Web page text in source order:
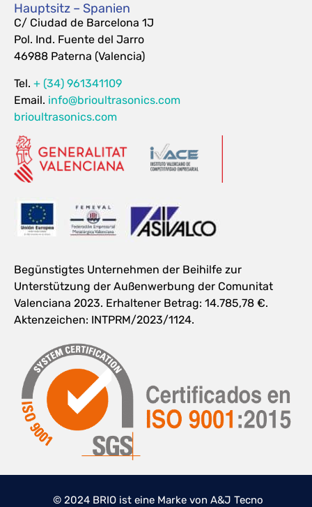
Hauptsitz – Spanien
C/ Ciudad de Barcelona 1J
Pol. Ind. Fuente del Jarro
46988 Paterna (Valencia)
Tel. + (34) 961341109
Email. info@brioultrasonics.com
brioultrasonics.com
Begünstigtes Unternehmen der Beihilfe zur
Unterstützung der Außenwerbung der Comunitat
Valenciana 2023. Erhaltener Betrag: 14.785,78 €.
Aktenzeichen: INTPRM/2023/1124.
© 2024 BRIO ist eine Marke von A&J Tecno